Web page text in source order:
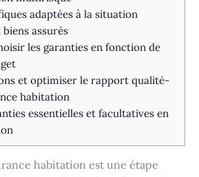
adaptées à la situation
assurés
les garanties en fonction de
et optimiser le rapport qualité-
habitation
essentielles et facultatives en
habitation est une étape